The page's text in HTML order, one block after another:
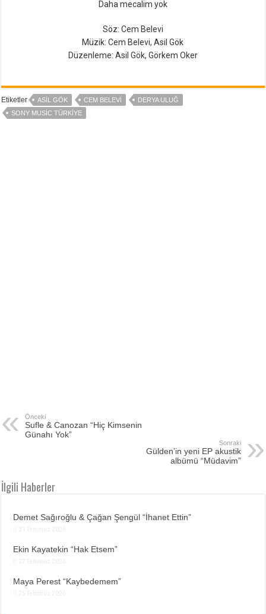
Daha mecalim yok
Söz: Cem Belevi
Müzik: Cem Belevi, Asil Gök
Düzenleme: Asil Gök, Görkem Oker
Etiketler ASIL GÖK CEM BELEVI
DERYA ULUĞ
SONY MUSIC TÜRKIYE
Önceki
Sufle & Canozan “Hiç Kimsenin
Günahı Yok”
Sonraki
Gülden’in yeni EP akustik
albümü “Müdavim”
İlgili Haberler
Demet Sağıroğlu & Çağan Şengül “İhanet Ettin”
Ekin Kayatekin “Hak Etsem”
Maya Perest “Kaybedemem”